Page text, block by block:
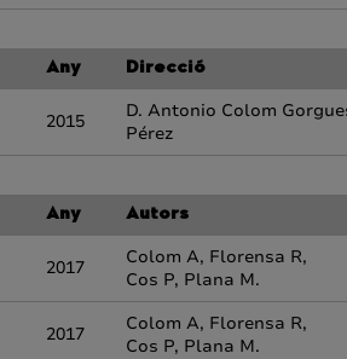
Any Direcció
2015
D. Antonio Colom
Pérez
Any Autors
2017
Colom A, Florensa R,
Cos P, Plana M.
2017
Colom A, Florensa R,
Cos P, Plana M.